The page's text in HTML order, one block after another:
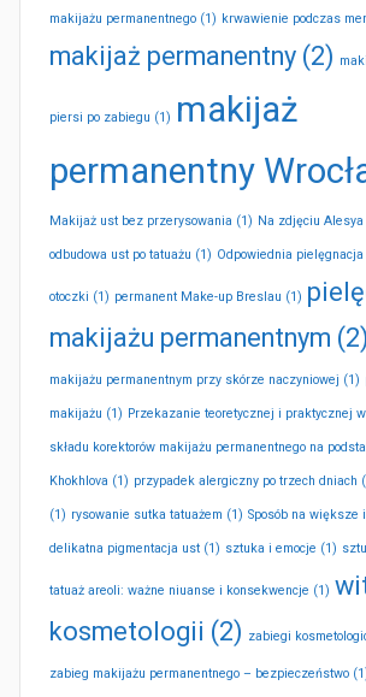
makijażu permanentnego (1) krwawienie podczas
makijaż permanentny (2)
piersi po zabiegu (1) makijaż
permanentny
Makijaż ust bez przerysowania (1) Na zdjęciu Alesya
odbudowa ust po tatuażu (1) Odpowiednia
otoczki (1) permanent Make-up Breslau (1)
makijażu permanentnym (2)
makijażu permanentnym przy skórze naczyniowej (1)
makijażu (1) Przekazanie teoretycznej i praktycznej
składu korektorów makijażu permanentnego na
Khokhlova (1) przypadek alergiczny po trzech dniach
(1) rysowanie sutka tatuażem (1) Sposób na
delikatna pigmentacja ust (1) sztuka i emocje (1)
tatuaż areoli: ważne niuanse i konsekwencje (1)
kosmetologii (2) zabiegi
zabieg makijażu permanentnego – bezpieczeństwo